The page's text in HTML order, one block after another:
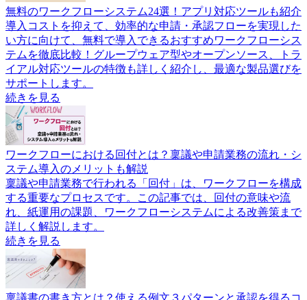
無料のワークフローシステム24選！アプリ対応ツールも紹介
導入コストを抑えて、効率的な申請・承認フローを実現した
い方に向けて、無料で導入できるおすすめワークフローシス
テムを徹底比較！グループウェア型やオープンソース、トラ
イアル対応ツールの特徴も詳しく紹介し、最適な製品選びを
サポートします。
続きを見る
ワークフローにおける回付とは？稟議や申請業務の流れ・シ
ステム導入のメリットも解説
稟議や申請業務で行われる「回付」は、ワークフローを構成
する重要なプロセスです。この記事では、回付の意味や流
れ、紙運用の課題、ワークフローシステムによる改善策まで
詳しく解説します。
続きを見る
稟議書の書き方とは？使える例文３パターンと承認を得るコ